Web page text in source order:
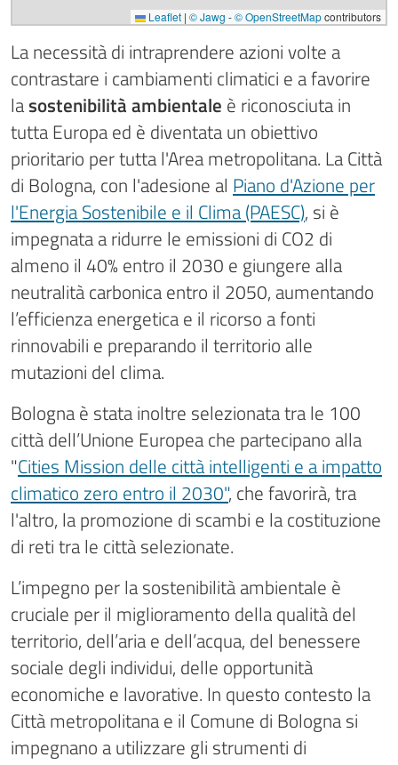
Leaflet | © Jawg -© OpenStreetMapcontributors
La necessità di intraprendere azioni volte a
contrastare i cambiamenti climatici e a favorire
lasostenibilità ambientale è riconosciuta in
tutta Europa ed è diventata un obiettivo
prioritario per tutta l'Area metropolitana. La Città
di Bologna, con l'adesione al Piano d'Azione per
l'Energia Sostenibile e il Clima (PAESC), si è
impegnata a ridurre le emissioni di CO2 di
almeno il 40% entro il 2030 e giungere alla
neutralità carbonica entro il 2050, aumentando
l’efficienza energetica e il ricorso a fonti
rinnovabili e preparando il territorio alle
mutazioni del clima.
Bologna è stata inoltre selezionata tra le 100
città dell’Unione Europea che partecipano alla
"Cities Mission delle città intelligenti e a impatto
climatico zero entro il 2030", che favorirà, tra
l'altro, la promozione di scambi e la costituzione
di reti tra le città selezionate.
L’impegno per la sostenibilità ambientale è
cruciale per il miglioramento della qualità del
territorio, dell’aria e dell’acqua, del benessere
sociale degli individui, delle opportunità
economiche e lavorative. In questo contesto la
Città metropolitana e il Comune di Bologna si
impegnano a utilizzare gli strumenti di